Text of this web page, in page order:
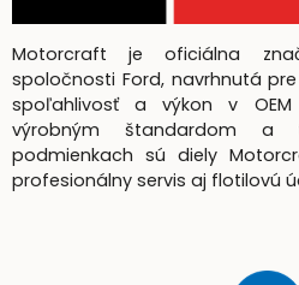
Motorcraft je oficiálna
spoločnosti Ford, navrhnutá
spoľahlivosť a výkon v
výrobným štandardom a
podmienkach sú diely
profesionálny servis aj flotilovú